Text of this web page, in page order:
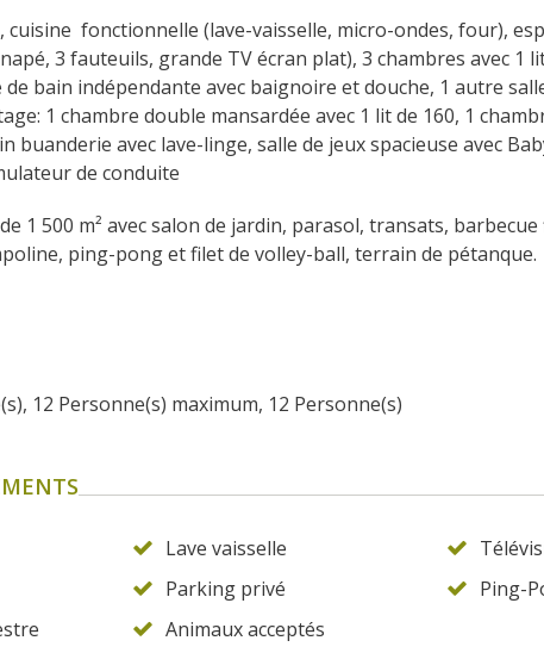
cuisine  fonctionnelle (lave-vaisselle, micro-ondes, four),
3 fauteuils, grande TV écran plat), 3 chambres avec 1
de bain indépendante avec baignoire et douche, 1 autre
1 chambre double mansardée avec 1 lit de 160, 1
buanderie avec lave-linge, salle de jeux spacieuse avec
de conduite
1 500 m² avec salon de jardin, parasol, transats,
ping-pong et filet de volley-ball, terrain de pétanque.
12 Personne(s) maximum, 12 Personne(s)
Lave vaisselle
Parking privé
Ping-
Animaux acceptés